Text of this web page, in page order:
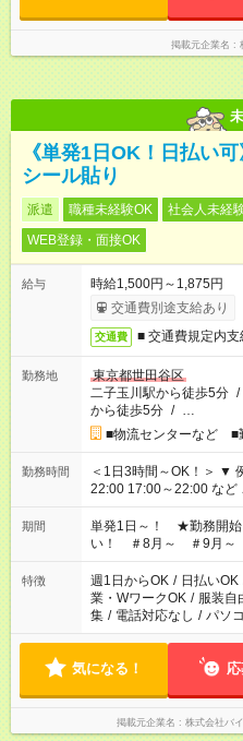
掲載元企業名
《単発1日OK！日払い
シール貼り
派遣 職種未経験OK 社会人未経
WEB登録・面接OK
給与
時給1,500円～1,875円
交通費別途支給あり
交通費 ■ 交通費規定内
勤務地
東京都世田谷区
二子玉川駅から徒歩5分 /
から徒歩5分 / …
■物流センターなど ■
勤務時間
＜1日3時間～OK！＞ ▼ 例えば… ▼ 15:00～18:00 15:00～
22:00 17:00～22:00 など こちら以外の時間もお気軽にご相談く
ださい！
期間
単発1日～！ ★勤務開始
い！ ＃8月～ ＃9月～
特徴 週1日からOK / 日払いOK
業・WワークOK / 服装自
集 / 電話対応なし / パソ
気になる！
掲載元企業名 株式会社バ